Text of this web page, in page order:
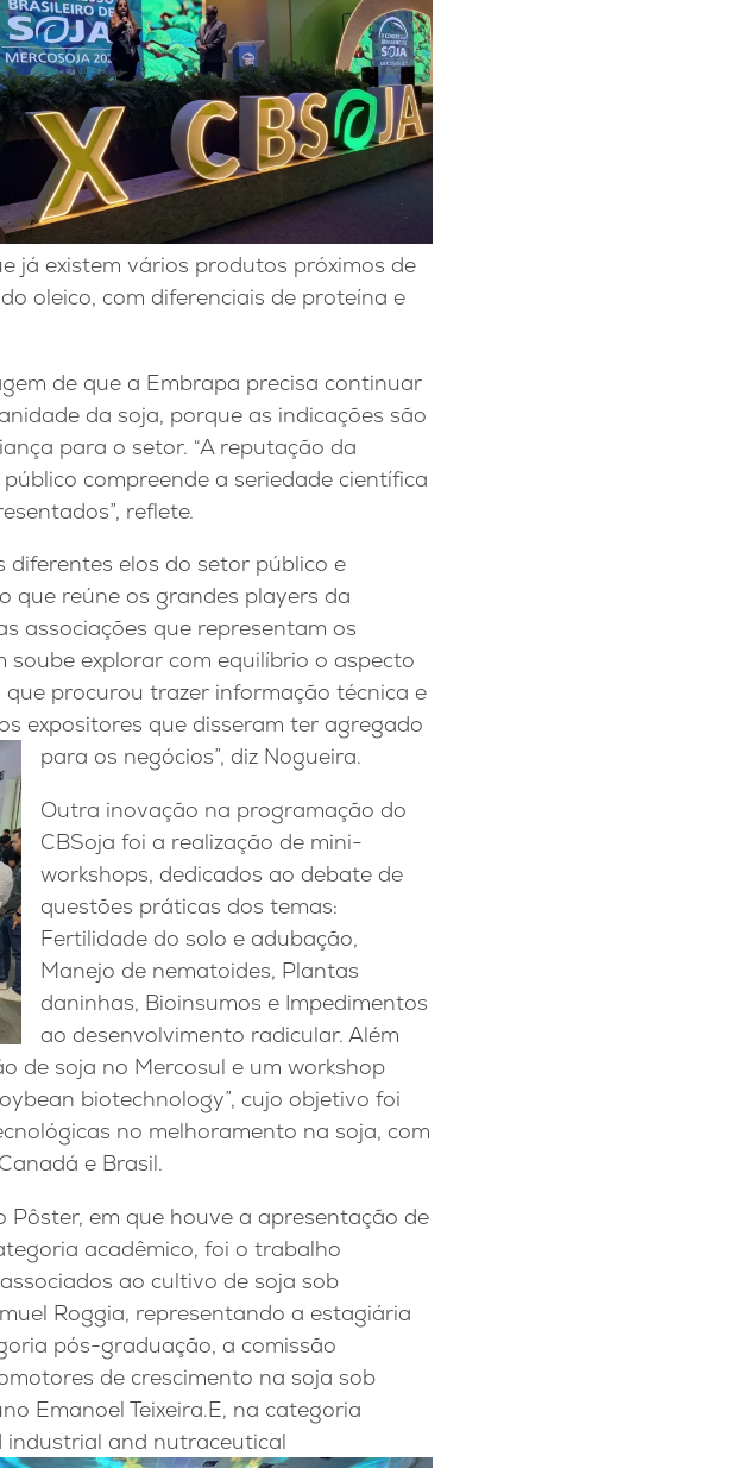
já existem vários produtos próximos de
oleico, com diferenciais de proteína e
de que a Embrapa precisa continuar
da soja, porque as indicações são
para o setor. “A reputação da
compreende a seriedade científica
reflete.
diferentes elos do setor público e
que reúne os grandes players da
associações que representam os
soube explorar com equilíbrio o aspecto
procurou trazer informação técnica e
expositores que disseram ter agregado
para os negócios”, diz Nogueira.
Outra inovação na programação do
CBSoja foi a realização de mini-
workshops, dedicados ao debate de
questões práticas dos temas:
Fertilidade do solo e adubação,
Manejo de nematoides, Plantas
daninhas, Bioinsumos e Impedimentos
ao desenvolvimento radicular. Além
de soja no Mercosul e um workshop
biotechnology”, cujo objetivo foi
no melhoramento na soja, com
e Brasil.
em que houve a apresentação de
acadêmico, foi o trabalho
ao cultivo de soja sob
Roggia, representando a estagiária
pós-graduação, a comissão
de crescimento na soja sob
Emanoel Teixeira.E, na categoria
industrial and nutraceutical